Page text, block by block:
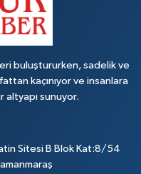
buluştururken, sadelik ve
kaçınıyor ve insanlara
altyapı sunuyor.
Sitesi B Blok Kat:8/54